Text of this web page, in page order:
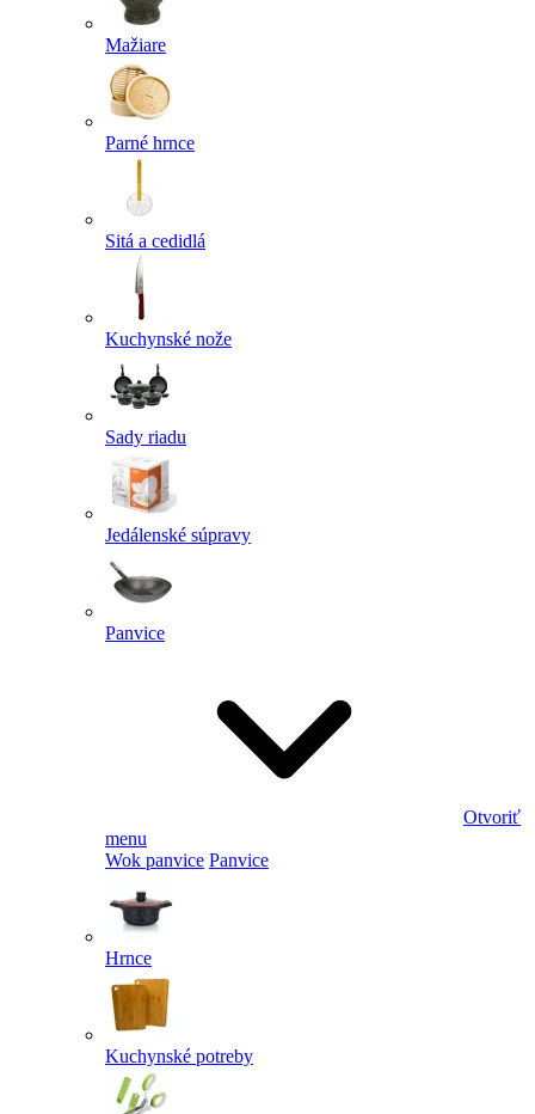
Mažiare
Parné hrnce
Sitá a cedidlá
Kuchynské nože
Sady riadu
Jedálenské súpravy
Panvice
Otvoriť
menu
Wok panvice Panvice
Hrnce
Kuchynské potreby